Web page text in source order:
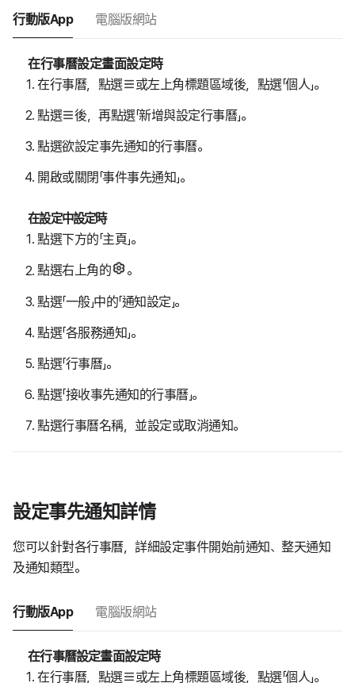
行動版App 電腦版網站
在行事曆設定畫面設定時
在行事曆，點選
或左上角標題區域後，點選「個人」。
點選 後，再點選「新增與設定行事曆」。
點選欲設定事先通知的行事曆。
開啟或關閉「事件事先通知」。
在設定中設定時
點選下方的「主頁」。
點選右上角的 。
點選「一般」中的「通知設定」。
點選「各服務通知」。
點選「行事曆」。
點選「接收事先通知的行事曆」。
點選行事曆名稱，並設定或取消通知。
設定事先通知詳情
您可以針對各行事曆，詳細設定事件開始前通知、整天通知
及通知類型。
行動版App 電腦版網站
在行事曆設定畫面設定時
在行事曆，點選
或左上角標題區域後，點選「個人」。